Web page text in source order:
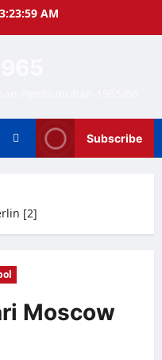
3:24:00 AM
Subscribe
[2]
Moscow